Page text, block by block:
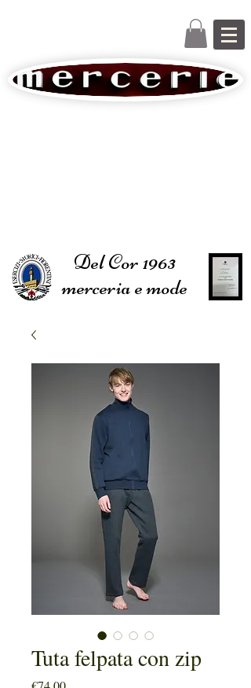
Del Cor 1963
merceria e mode
Tuta felpata con zip
Price